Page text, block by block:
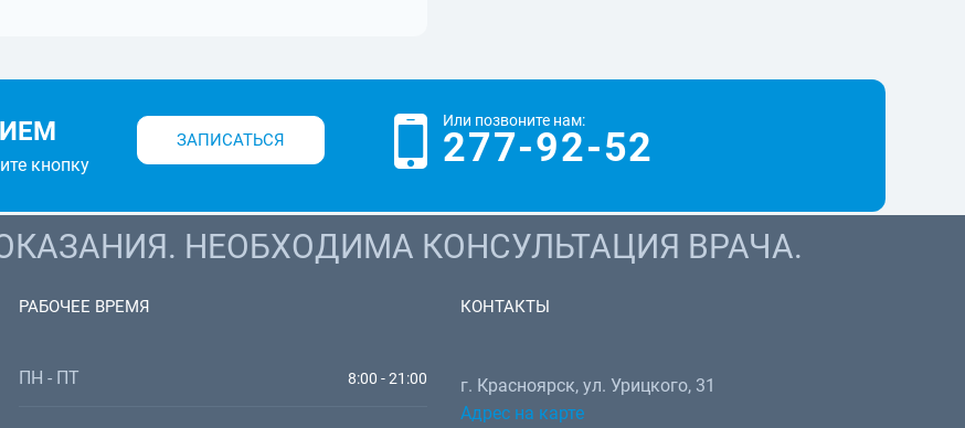
кнопку
ЗАПИСАТЬСЯ
Или позвоните нам:
277-92-52
НЕОБХОДИМА КОНСУЛЬТАЦИЯ ВРАЧА.
РАБОЧЕЕ ВРЕМЯ
ПН - ПТ 8:00 - 21:00
КОНТАКТЫ
г. Красноярск, ул. Урицкого, 31
Адрес на карте